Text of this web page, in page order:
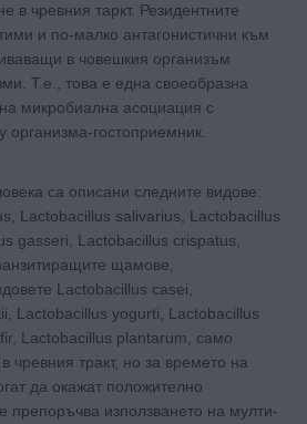
в чревния таркт. Резидентните
и по-малко антагонистични към
в човешкия организъм
Т.е., това е една своеобразна
микробиална асоциация с
организма-гостоприемник.
са описани следните видове:
Lactobacillus salivarius, Lactobacillus
gasseri, Lactobacillus crispatus,
щамове,
Lactobacillus casei,
Lactobacillus yogurti, Lactobacillus
Lactobacillus plantarum, само
чревния тракт, но за времето на
да окажат положително
препоръчва използването на мулти-